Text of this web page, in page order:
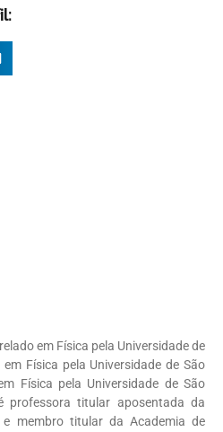
em Física pela Universidade de
Física pela Universidade de São
Física pela Universidade de São
professora titular aposentada da
e membro titular da Academia de